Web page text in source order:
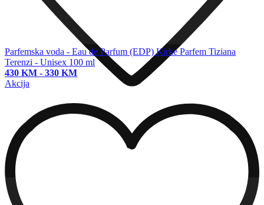
Parfemska voda - Eau de Parfum (EDP) Kirke Parfem Tiziana
Terenzi - Unisex 100 ml
430 KM - 330 KM
Akcija